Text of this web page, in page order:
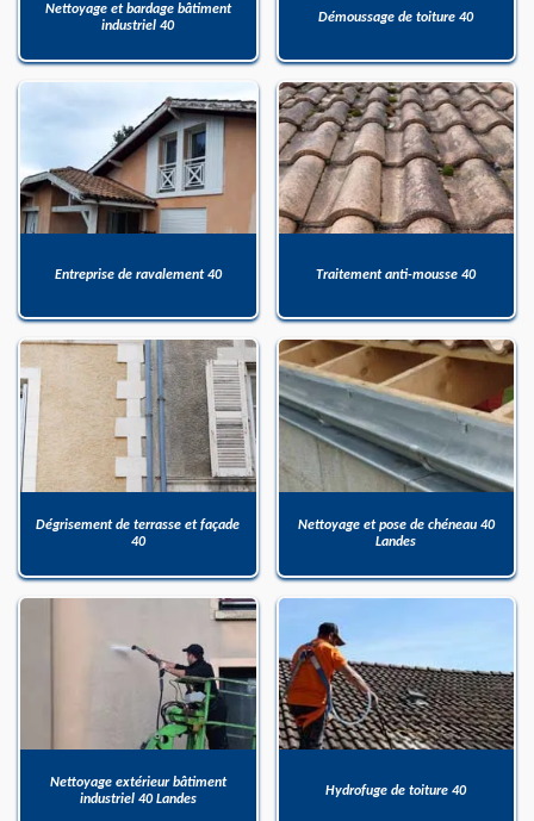
Nettoyage et bardage bâtiment
industriel 40
Démoussage de toiture 40
Entreprise de ravalement 40 Traitement anti-mousse 40
Dégrisement de terrasse et façade
40
Nettoyage et pose de chéneau 40
Landes
Nettoyage extérieur bâtiment
industriel 40 Landes
Hydrofuge de toiture 40